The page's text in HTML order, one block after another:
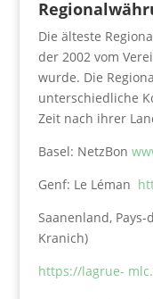
Die älteste
der 2002 vom
wurde. Die
unterschiedliche
Zeit nach ihrer
Basel: NetzBon
Genf: Le Léman
Saanenland, Pays-
Kranich)
https://lagrue-